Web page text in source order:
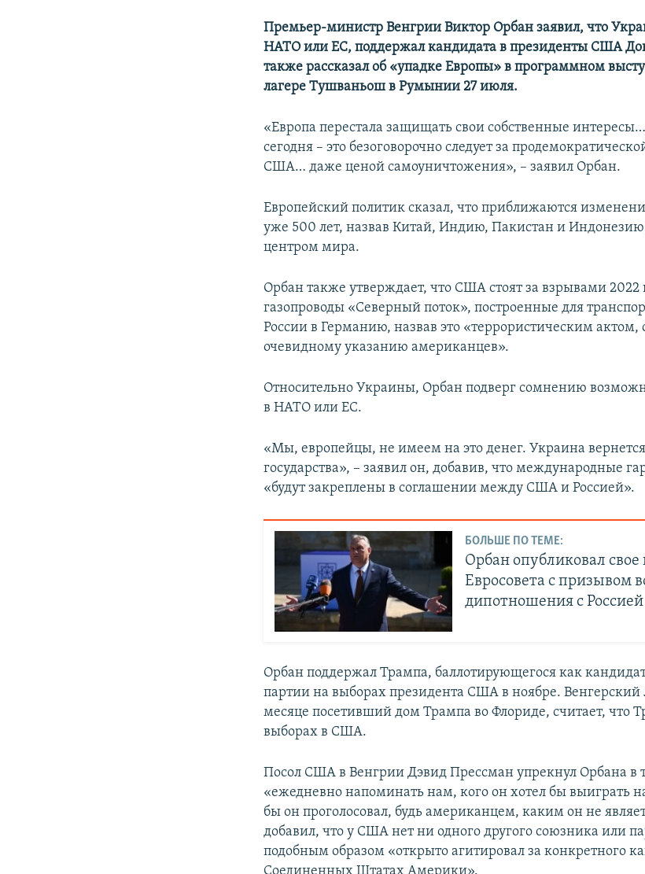
Премьер-министр Венгрии Виктор Орбан заявил, что
НАТО или ЕС, поддержал кандидата в президенты США
также рассказал об «упадке Европы» в программном
лагере Тушваньош в Румынии 27 июля.
«Европа перестала защищать свои собственные
сегодня – это безоговорочно следует за
США… даже ценой самоуничтожения», – заявил Орбан.
Европейский политик сказал, что приближаются
уже 500 лет, назвав Китай, Индию, Пакистан и
центром мира.
Орбан также утверждает, что США стоят за взрывами
газопроводы «Северный поток», построенные для
России в Германию, назвав это «террористическим
очевидному указанию американцев».
Относительно Украины, Орбан подверг сомнению
в НАТО или ЕС.
«Мы, европейцы, не имеем на это денег. Украина
государства», – заявил он, добавив, что международные
«будут закреплены в соглашении между США и Россией».
БОЛЬШЕ ПО ТЕМЕ:
Орбан опубликовал свое
Евросовета с призывом
дипотношения с Россией
Орбан поддержал Трампа, баллотирующегося как
партии на выборах президента США в ноябре. Венгерский
месяце посетивший дом Трампа во Флориде, считает, что
выборах в США.
Посол США в Венгрии Дэвид Прессман упрекнул Орбана в
«ежедневно напоминать нам, кого он хотел бы выиграть
бы он проголосовал, будь американцем, каким он не
добавил, что у США нет ни одного другого союзника или
подобным образом «открыто агитировал за конкретного